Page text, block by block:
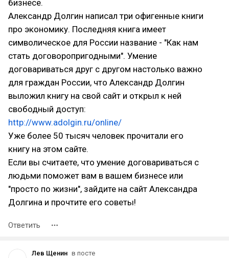
бизнесе.
Александр Долгин написал три офигенные книги
про экономику. Последняя книга имеет
символическое для России название - "Как нам
стать договоропригодными". Умение
договариваться друг с другом настолько важно
для граждан России, что Александр Долгин
выложил книгу на свой сайт и открыл к ней
свободный доступ:
http://www.adolgin.ru/online/
Уже более 50 тысяч человек прочитали его
книгу на этом сайте.
Если вы считаете, что умение договариваться с
людьми поможет вам в вашем бизнесе или
"просто по жизни", зайдите на сайт Александра
Долгина и прочтите его советы!
Ответить
Лев Щенин в посте